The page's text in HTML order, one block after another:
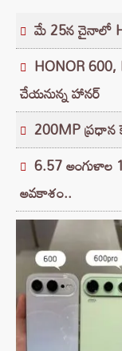
మే 25న చైనాలో
HONOR 600,
చేయనున్న హానర్
200MP
6.57 అంగుళాల
అవకాశం..